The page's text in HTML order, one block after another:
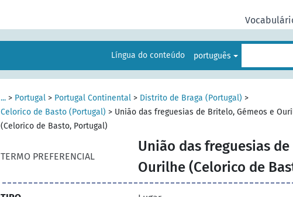
Língua do conteúdo português
... > Portugal > Portugal Continental > Distrito de Braga (Portugal) >
Celorico de Basto (Portugal) > União das freguesias de Britelo, Gémeos e
(Celorico de Basto, Portugal)
TERMO PREFERENCIAL
União das freguesias
Ourilhe (Celorico de